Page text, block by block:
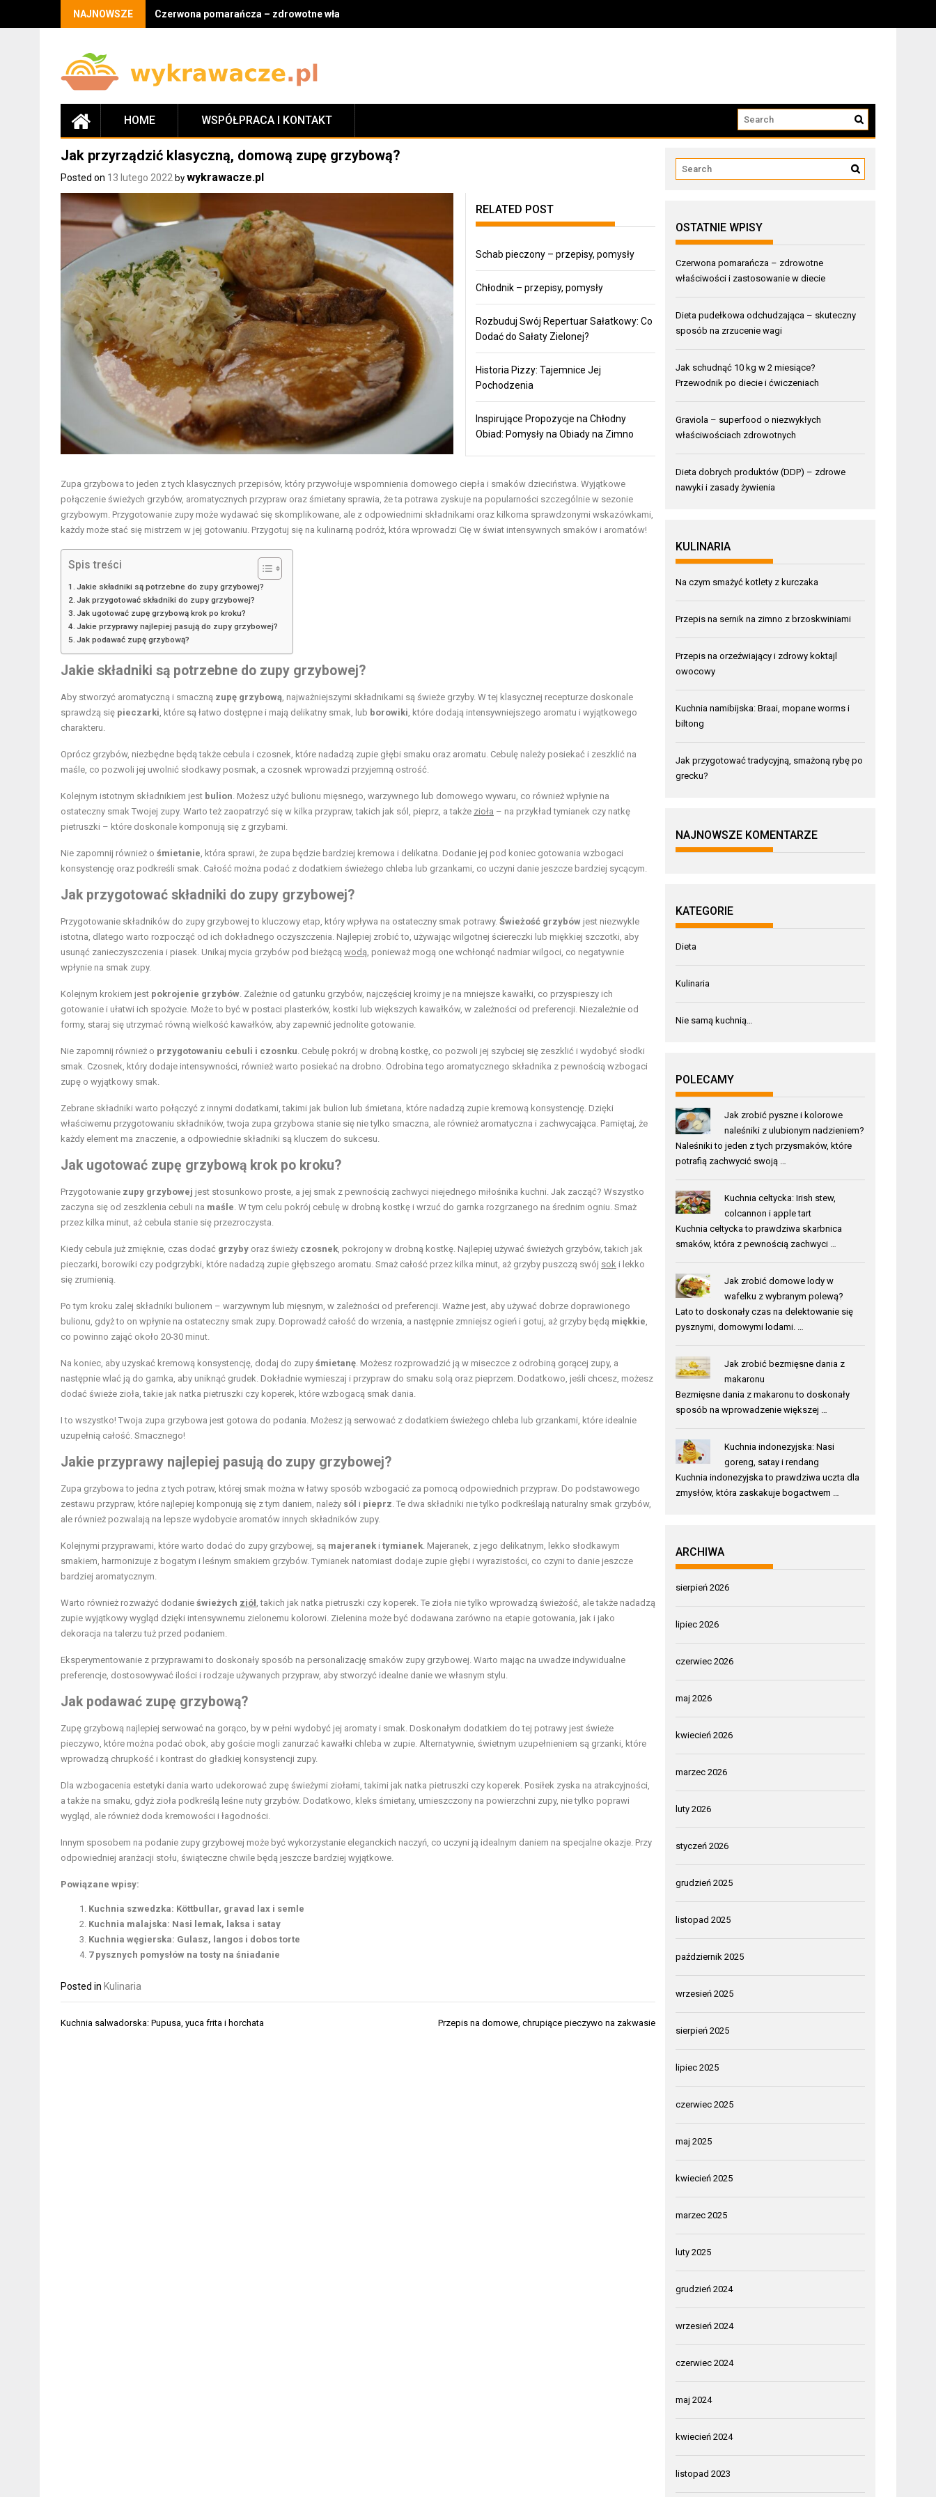
NAJNOWSZE Czerwona pomarańcza – zdrowotne właściwości i zastosowanie w diecie
HOME WSPÓŁPRACA I KONTAKT
Jak przyrządzić klasyczną, domową zupę grzybową?
Posted on 13 lutego 2022 by wykrawacze.pl
RELATED POST
Schab pieczony – przepisy, pomysły
Chłodnik – przepisy, pomysły
Rozbuduj Swój Repertuar Sałatkowy: Co
Dodać do Sałaty Zielonej?
Historia Pizzy: Tajemnice Jej
Pochodzenia
Inspirujące Propozycje na Chłodny
Obiad: Pomysły na Obiady na Zimno
Zupa grzybowa to jeden z tych klasycznych przepisów, który przywołuje wspomnienia domowego ciepła i smaków dzieciństwa. Wyjątkowe
połączenie świeżych grzybów, aromatycznych przypraw oraz śmietany sprawia, że ta potrawa zyskuje na popularności szczególnie w sezonie
grzybowym. Przygotowanie zupy może wydawać się skomplikowane, ale z odpowiednimi składnikami oraz kilkoma sprawdzonymi wskazówkami,
każdy może stać się mistrzem w jej gotowaniu. Przygotuj się na kulinarną podróż, która wprowadzi Cię w świat intensywnych smaków i aromatów!
Spis treści
Jakie składniki są potrzebne do zupy grzybowej?
Jak przygotować składniki do zupy grzybowej?
Jak ugotować zupę grzybową krok po kroku?
Jakie przyprawy najlepiej pasują do zupy grzybowej?
Jak podawać zupę grzybową?
Jakie składniki są potrzebne do zupy grzybowej?
Aby stworzyć aromatyczną i smaczną zupę grzybową , najważniejszymi składnikami są świeże grzyby. W tej klasycznej recepturze doskonale
sprawdzą się pieczarki , które są łatwo dostępne i mają delikatny smak, lub borowiki , które dodają intensywniejszego aromatu i wyjątkowego
charakteru.
Oprócz grzybów, niezbędne będą także cebula i czosnek, które nadadzą zupie głębi smaku oraz aromatu. Cebulę należy posiekać i zeszklić na
maśle, co pozwoli jej uwolnić słodkawy posmak, a czosnek wprowadzi przyjemną ostrość.
Kolejnym istotnym składnikiem jest bulion . Możesz użyć bulionu mięsnego, warzywnego lub domowego wywaru, co również wpłynie na
ostateczny smak Twojej zupy. Warto też zaopatrzyć się w kilka przypraw, takich jak sól, pieprz, a także zioła – na przykład tymianek czy natkę
pietruszki – które doskonale komponują się z grzybami.
Nie zapomnij również o śmietanie , która sprawi, że zupa będzie bardziej kremowa i delikatna. Dodanie jej pod koniec gotowania wzbogaci
konsystencję oraz podkreśli smak. Całość można podać z dodatkiem świeżego chleba lub grzankami, co uczyni danie jeszcze bardziej sycącym.
Jak przygotować składniki do zupy grzybowej?
Przygotowanie składników do zupy grzybowej to kluczowy etap, który wpływa na ostateczny smak potrawy. Świeżość grzybów jest niezwykle
istotna, dlatego warto rozpocząć od ich dokładnego oczyszczenia. Najlepiej zrobić to, używając wilgotnej ściereczki lub miękkiej szczotki, aby
usunąć zanieczyszczenia i piasek. Unikaj mycia grzybów pod bieżącą wodą , ponieważ mogą one wchłonąć nadmiar wilgoci, co negatywnie
wpłynie na smak zupy.
Kolejnym krokiem jest pokrojenie grzybów . Zależnie od gatunku grzybów, najczęściej kroimy je na mniejsze kawałki, co przyspieszy ich
gotowanie i ułatwi ich spożycie. Może to być w postaci plasterków, kostki lub większych kawałków, w zależności od preferencji. Niezależnie od
formy, staraj się utrzymać równą wielkość kawałków, aby zapewnić jednolite gotowanie.
Nie zapomnij również o przygotowaniu cebuli i czosnku . Cebulę pokrój w drobną kostkę, co pozwoli jej szybciej się zeszklić i wydobyć słodki
smak. Czosnek, który dodaje intensywności, również warto posiekać na drobno. Odrobina tego aromatycznego składnika z pewnością wzbogaci
zupę o wyjątkowy smak.
Zebrane składniki warto połączyć z innymi dodatkami, takimi jak bulion lub śmietana, które nadadzą zupie kremową konsystencję. Dzięki
właściwemu przygotowaniu składników, twoja zupa grzybowa stanie się nie tylko smaczna, ale również aromatyczna i zachwycająca. Pamiętaj, że
każdy element ma znaczenie, a odpowiednie składniki są kluczem do sukcesu.
Jak ugotować zupę grzybową krok po kroku?
Przygotowanie zupy grzybowej jest stosunkowo proste, a jej smak z pewnością zachwyci niejednego miłośnika kuchni. Jak zacząć? Wszystko
zaczyna się od zeszklenia cebuli na maśle . W tym celu pokrój cebulę w drobną kostkę i wrzuć do garnka rozgrzanego na średnim ogniu. Smaż
przez kilka minut, aż cebula stanie się przezroczysta.
Kiedy cebula już zmięknie, czas dodać grzyby oraz świeży czosnek , pokrojony w drobną kostkę. Najlepiej używać świeżych grzybów, takich jak
pieczarki, borowiki czy podgrzybki, które nadadzą zupie głębszego aromatu. Smaż całość przez kilka minut, aż grzyby puszczą swój sok i lekko
się zrumienią.
Po tym kroku zalej składniki bulionem – warzywnym lub mięsnym, w zależności od preferencji. Ważne jest, aby używać dobrze doprawionego
bulionu, gdyż to on wpłynie na ostateczny smak zupy. Doprowadź całość do wrzenia, a następnie zmniejsz ogień i gotuj, aż grzyby będą miękkie
co powinno zająć około 20-30 minut.
Na koniec, aby uzyskać kremową konsystencję, dodaj do zupy śmietanę . Możesz rozprowadzić ją w miseczce z odrobiną gorącej zupy, a
następnie wlać ją do garnka, aby uniknąć grudek. Dokładnie wymieszaj i przypraw do smaku solą oraz pieprzem. Dodatkowo, jeśli chcesz, możesz
dodać świeże zioła, takie jak natka pietruszki czy koperek, które wzbogacą smak dania.
I to wszystko! Twoja zupa grzybowa jest gotowa do podania. Możesz ją serwować z dodatkiem świeżego chleba lub grzankami, które idealnie
uzupełnią całość. Smacznego!
Jakie przyprawy najlepiej pasują do zupy grzybowej?
Zupa grzybowa to jedna z tych potraw, której smak można w łatwy sposób wzbogacić za pomocą odpowiednich przypraw. Do podstawowego
zestawu przypraw, które najlepiej komponują się z tym daniem, należy sól i pieprz . Te dwa składniki nie tylko podkreślają naturalny smak grzybów,
ale również pozwalają na lepsze wydobycie aromatów innych składników zupy.
Kolejnymi przyprawami, które warto dodać do zupy grzybowej, są majeranek i tymianek . Majeranek, z jego delikatnym, lekko słodkawym
smakiem, harmonizuje z bogatym i leśnym smakiem grzybów. Tymianek natomiast dodaje zupie głębi i wyrazistości, co czyni to danie jeszcze
bardziej aromatycznym.
Warto również rozważyć dodanie świeżych ziół , takich jak natka pietruszki czy koperek. Te zioła nie tylko wprowadzą świeżość, ale także nadadzą
zupie wyjątkowy wygląd dzięki intensywnemu zielonemu kolorowi. Zielenina może być dodawana zarówno na etapie gotowania, jak i jako
dekoracja na talerzu tuż przed podaniem.
Eksperymentowanie z przyprawami to doskonały sposób na personalizację smaków zupy grzybowej. Warto mając na uwadze indywidualne
preferencje, dostosowywać ilości i rodzaje używanych przypraw, aby stworzyć idealne danie we własnym stylu.
Jak podawać zupę grzybową?
Zupę grzybową najlepiej serwować na gorąco, by w pełni wydobyć jej aromaty i smak. Doskonałym dodatkiem do tej potrawy jest świeże
pieczywo, które można podać obok, aby goście mogli zanurzać kawałki chleba w zupie. Alternatywnie, świetnym uzupełnieniem są grzanki, które
wprowadzą chrupkość i kontrast do gładkiej konsystencji zupy.
Dla wzbogacenia estetyki dania warto udekorować zupę świeżymi ziołami, takimi jak natka pietruszki czy koperek. Posiłek zyska na atrakcyjności,
a także na smaku, gdyż zioła podkreślą leśne nuty grzybów. Dodatkowo, kleks śmietany, umieszczony na powierzchni zupy, nie tylko poprawi
wygląd, ale również doda kremowości i łagodności.
Innym sposobem na podanie zupy grzybowej może być wykorzystanie eleganckich naczyń, co uczyni ją idealnym daniem na specjalne okazje. Przy
odpowiedniej aranżacji stołu, świąteczne chwile będą jeszcze bardziej wyjątkowe.
Powiązane wpisy:
Kuchnia szwedzka: Köttbullar, gravad lax i semle
Kuchnia malajska: Nasi lemak, laksa i satay
Kuchnia węgierska: Gulasz, langos i dobos torte
7 pysznych pomysłów na tosty na śniadanie
Posted in Kulinaria
Nawigacja
Kuchnia salwadorska: Pupusa, yuca frita i horchata Przepis na domowe, chrupiące pieczywo na zakwasie
OSTATNIE WPISY
Czerwona pomarańcza – zdrowotne
właściwości i zastosowanie w diecie
Dieta pudełkowa odchudzająca – skuteczny
sposób na zrzucenie wagi
Jak schudnąć 10 kg w 2 miesiące?
Przewodnik po diecie i ćwiczeniach
Graviola – superfood o niezwykłych
właściwościach zdrowotnych
Dieta dobrych produktów (DDP) – zdrowe
nawyki i zasady żywienia
KULINARIA
Na czym smażyć kotlety z kurczaka
Przepis na sernik na zimno z brzoskwiniami
Przepis na orzeźwiający i zdrowy koktajl
owocowy
Kuchnia namibijska: Braai, mopane worms i
biltong
Jak przygotować tradycyjną, smażoną rybę po
grecku?
NAJNOWSZE KOMENTARZE
KATEGORIE
Dieta
Kulinaria
Nie samą kuchnią…
POLECAMY
Jak zrobić pyszne i kolorowe
naleśniki z ulubionym nadzieniem?
Naleśniki to jeden z tych przysmaków, które
potrafią zachwycić swoją …
Kuchnia celtycka: Irish stew,
colcannon i apple tart
Kuchnia celtycka to prawdziwa skarbnica
smaków, która z pewnością zachwyci …
Jak zrobić domowe lody w
wafelku z wybranym polewą?
Lato to doskonały czas na delektowanie się
pysznymi, domowymi lodami. …
Jak zrobić bezmięsne dania z
makaronu
Bezmięsne dania z makaronu to doskonały
sposób na wprowadzenie większej …
Kuchnia indonezyjska: Nasi
goreng, satay i rendang
Kuchnia indonezyjska to prawdziwa uczta dla
zmysłów, która zaskakuje bogactwem …
ARCHIWA
sierpień 2026
lipiec 2026
czerwiec 2026
maj 2026
kwiecień 2026
marzec 2026
luty 2026
styczeń 2026
grudzień 2025
listopad 2025
październik 2025
wrzesień 2025
sierpień 2025
lipiec 2025
czerwiec 2025
maj 2025
kwiecień 2025
marzec 2025
luty 2025
grudzień 2024
wrzesień 2024
czerwiec 2024
maj 2024
kwiecień 2024
listopad 2023